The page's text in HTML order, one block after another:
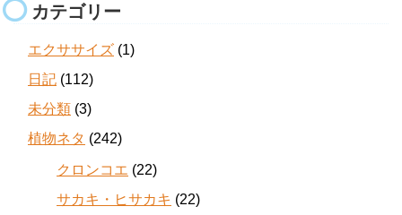
カテゴリー
エクササイズ (1)
日記 (112)
未分類 (3)
植物ネタ (242)
クロンコエ (22)
サカキ・ヒサカキ (22)